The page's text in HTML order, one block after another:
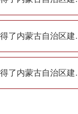
获得了内
获得了内